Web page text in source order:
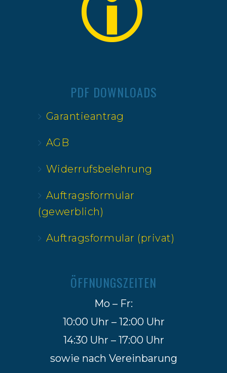
PDF DOWNLOADS
Garantieantrag
AGB
Widerrufsbelehrung
Auftragsformular
(gewerblich)
Auftragsformular (privat)
ÖFFNUNGSZEITEN
Mo – Fr:
10:00 Uhr – 12:00 Uhr
14:30 Uhr – 17:00 Uhr
sowie nach Vereinbarung